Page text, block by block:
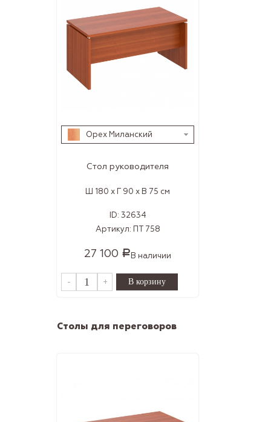
Орех Миланский
Стол руководителя
Ш 180 x Г 90 x В 75 см
ID: 32634
Артикул: ПТ 758
27 100 Р В наличии
- +
Столы для переговоров